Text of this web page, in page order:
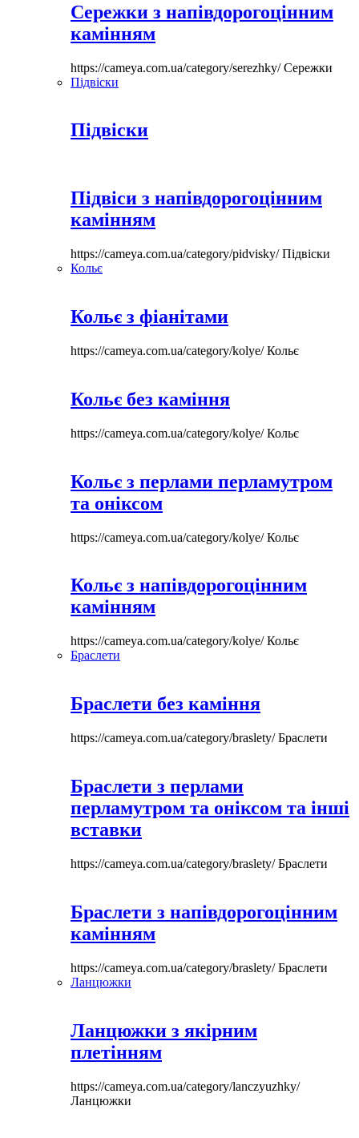
Сережки з напівдорогоцінним
камінням
https://cameya.com.ua/category/serezhky/Сережки
Підвіски
Підвіски
Підвіси з напівдорогоцінним
камінням
https://cameya.com.ua/category/pidvisky/Підвіски
Кольє
Кольє з фіанітами
https://cameya.com.ua/category/kolye/Кольє
Кольє без каміння
https://cameya.com.ua/category/kolye/Кольє
Кольє з перлами перламутром
та оніксом
https://cameya.com.ua/category/kolye/Кольє
Кольє з напівдорогоцінним
камінням
https://cameya.com.ua/category/kolye/Кольє
Браслети
Браслети без каміння
https://cameya.com.ua/category/braslety/Браслети
Браслети з перлами
перламутром та оніксом та інші
вставки
https://cameya.com.ua/category/braslety/Браслети
Браслети з напівдорогоцінним
камінням
https://cameya.com.ua/category/braslety/Браслети
Ланцюжки
Ланцюжки з якірним
плетінням
https://cameya.com.ua/category/lanczyuzhky/
Ланцюжки